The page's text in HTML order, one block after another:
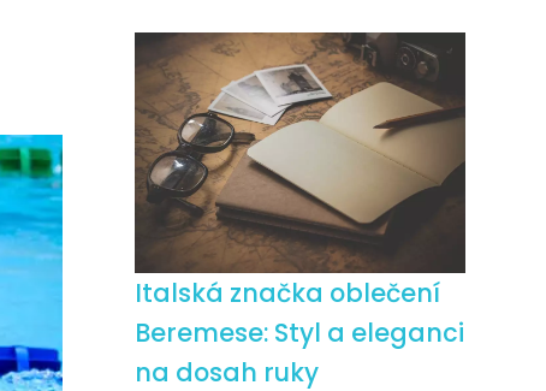
Italská značka oblečení
Beremese: Styl a eleganci
na dosah ruky